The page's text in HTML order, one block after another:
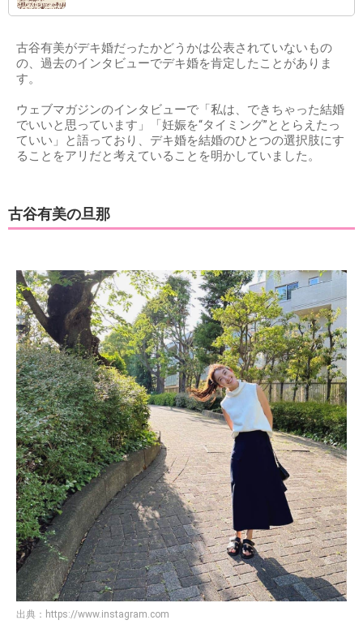
古谷有美がデキ婚だったかどうかは公表されていないもの
の、過去のインタビューでデキ婚を肯定したことがありま
す。
ウェブマガジンのインタビューで「私は、できちゃった結婚
でいいと思っています」「妊娠を“タイミング”ととらえたっ
ていい」と語っており、デキ婚を結婚のひとつの選択肢にす
ることをアリだと考えていることを明かしていました。
古谷有美の旦那
出典： https://www.instagram.com